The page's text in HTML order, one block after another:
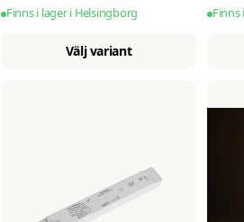
Finns i lager i Helsingborg
Välj variant
Finns